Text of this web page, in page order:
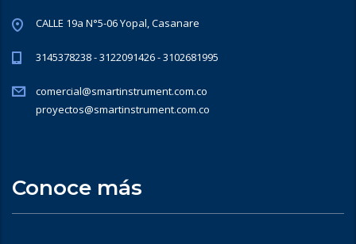
CALLE 19a N°5-06 Yopal, Casanare
3145378238 - 3122091426 - 3102681995
comercial@smartinstrument.com.co
proyectos@smartinstrument.com.co
Conoce más